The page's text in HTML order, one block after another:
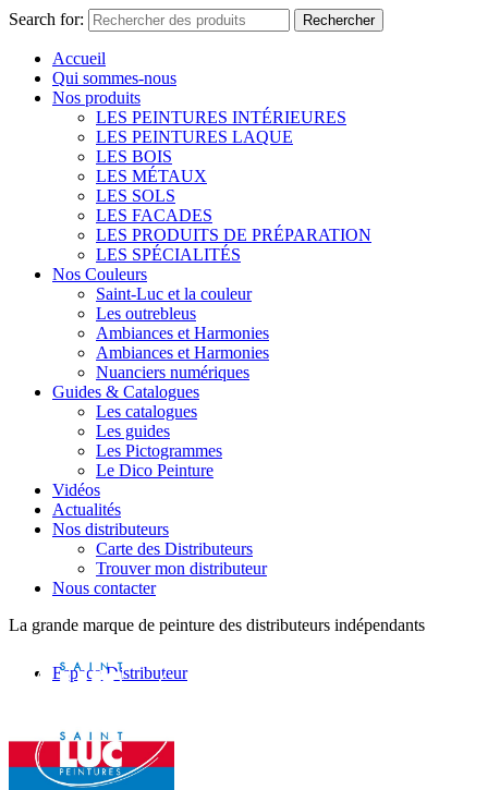
Search for: Rechercher
Accueil
Qui sommes-nous
Nos produits
LES PEINTURES INTÉRIEURES
LES PEINTURES LAQUE
LES BOIS
LES MÉTAUX
LES SOLS
LES FACADES
LES PRODUITS DE PRÉPARATION
LES SPÉCIALITÉS
Nos Couleurs
Saint-Luc et la couleur
Les outrebleus
Ambiances et Harmonies
Ambiances et Harmonies
Nuanciers numériques
Guides & Catalogues
Les catalogues
Les guides
Les Pictogrammes
Le Dico Peinture
Vidéos
Actualités
Nos distributeurs
Carte des Distributeurs
Trouver mon distributeur
Nous contacter
La grande marque de peinture des distributeurs indépendants
Espace Distributeur